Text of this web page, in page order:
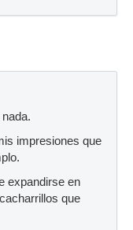
impresiones que
expandirse en
que